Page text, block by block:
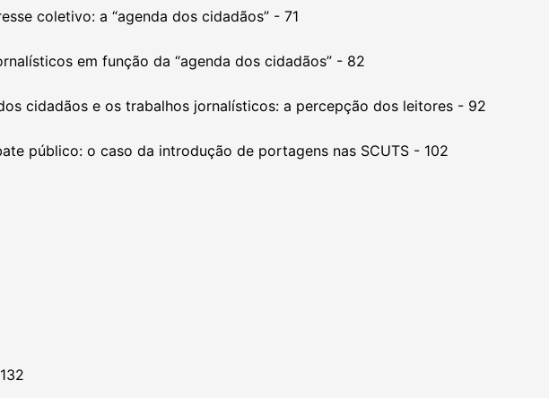
coletivo: a “agenda dos cidadãos” - 71
em função da “agenda dos cidadãos” - 82
cidadãos e os trabalhos jornalísticos: a percepção dos leitores - 92
público: o caso da introdução de portagens nas SCUTS - 102